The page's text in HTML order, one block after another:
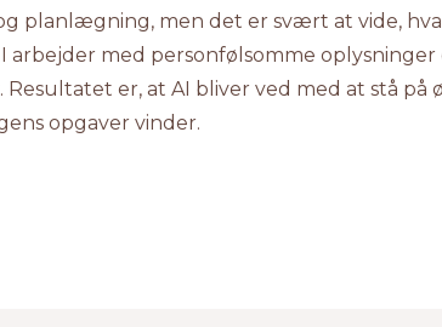
planlægning, men det er svært at vide,
arbejder med personfølsomme oplysninger
Resultatet er, at AI bliver ved med at stå på
opgaver vinder.